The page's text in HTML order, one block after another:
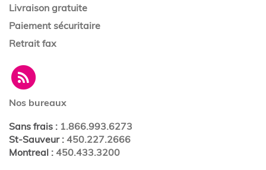
Livraison gratuite
Paiement sécuritaire
Retrait fax
Nos bureaux
Sans frais : 1.866.993.6273
St-Sauveur: 450.227.2666
Montreal : 450.433.3200